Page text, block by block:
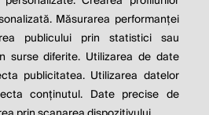
drepturile rezervate.
de1616.ro
Despre noi
cookie Politica de
Măsurarea performanței
publicului prin statistici sau
surse diferite. Utilizarea de date
publicitatea. Utilizarea datelor
conținutul. Date precise de